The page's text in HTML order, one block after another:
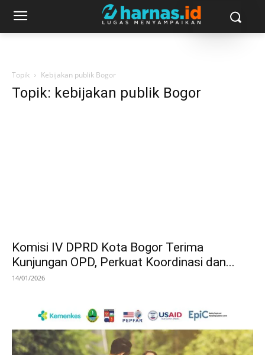
Topik Kebijakan publik Bogor
Topik: kebijakan publik Bogor
Komisi IV DPRD Kota Bogor Terima
Kunjungan OPD, Perkuat Koordinasi dan...
14/01/2026